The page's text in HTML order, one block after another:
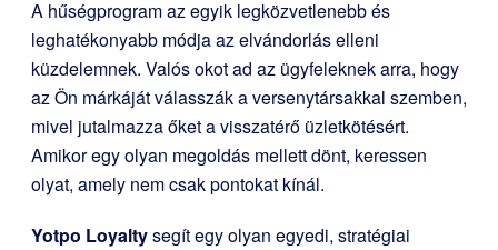
A hűségprogram az egyik legközvetlenebb és
leghatékonyabb módja az elvándorlás elleni
küzdelemnek. Valós okot ad az ügyfeleknek arra, hogy
az Ön márkáját válasszák a versenytársakkal szemben,
mivel jutalmazza őket a visszatérő üzletkötésért.
Amikor egy olyan megoldás mellett dönt, keressen
olyat, amely nem csak pontokat kínál.
Yotpo Loyaltysegít egy olyan egyedi, stratégiai